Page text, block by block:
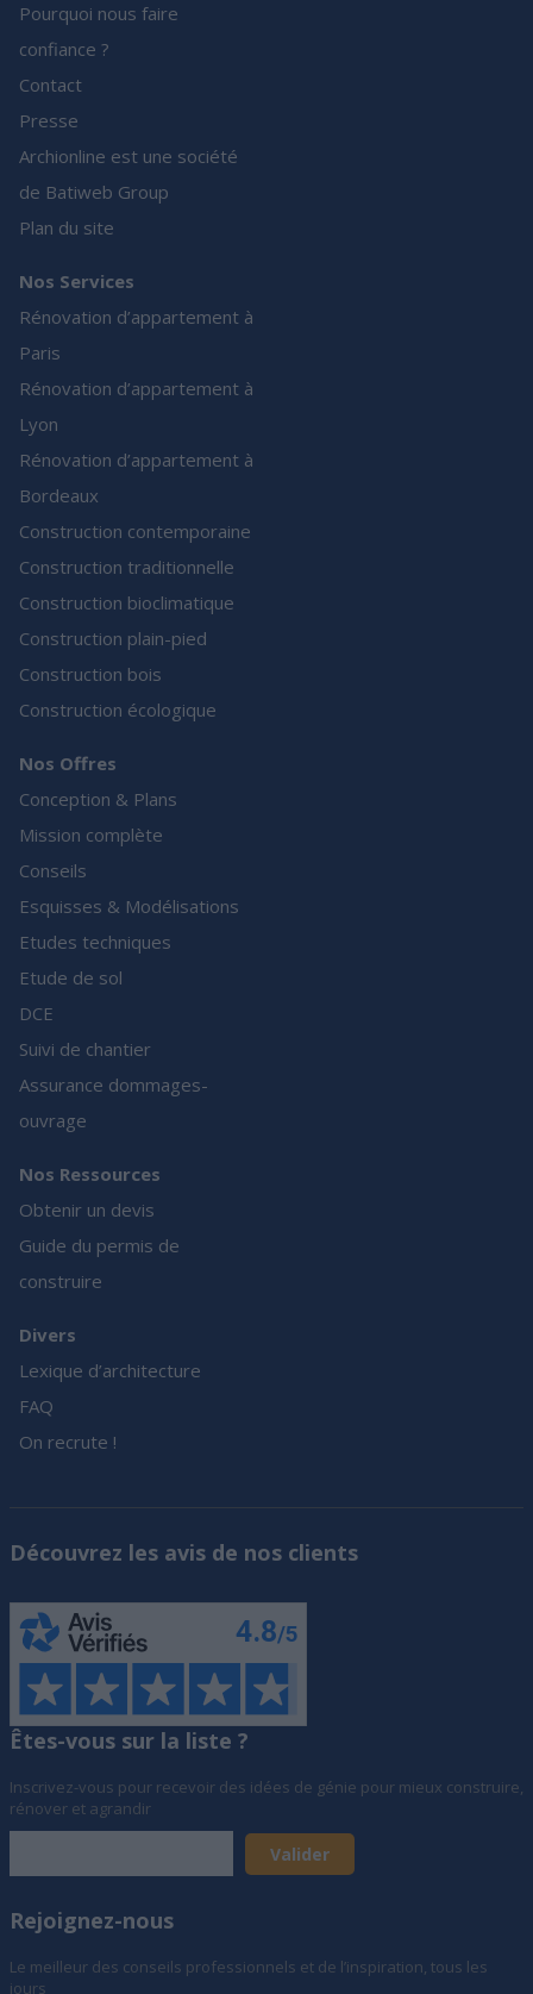
Pourquoi nous faire
confiance ?
Contact
Presse
Archionline est une société
de Batiweb Group
Plan du site
Nos Services
Rénovation d’appartement à
Paris
Rénovation d’appartement à
Lyon
Rénovation d’appartement à
Bordeaux
Construction contemporaine
Construction traditionnelle
Construction bioclimatique
Construction plain-pied
Construction bois
Construction écologique
Nos Offres
Conception & Plans
Mission complète
Conseils
Esquisses & Modélisations
Etudes techniques
Etude de sol
DCE
Suivi de chantier
Assurance dommages-
ouvrage
Nos Ressources
Obtenir un devis
Guide du permis de
construire
Divers
Lexique d’architecture
FAQ
On recrute !
Découvrez les avis de nos clients
Êtes-vous sur la liste ?
Inscrivez-vous pour recevoir des idées de génie pour mieux construire,
rénover et agrandir
Rejoignez-nous
Le meilleur des conseils professionnels et de l’inspiration, tous les
jours